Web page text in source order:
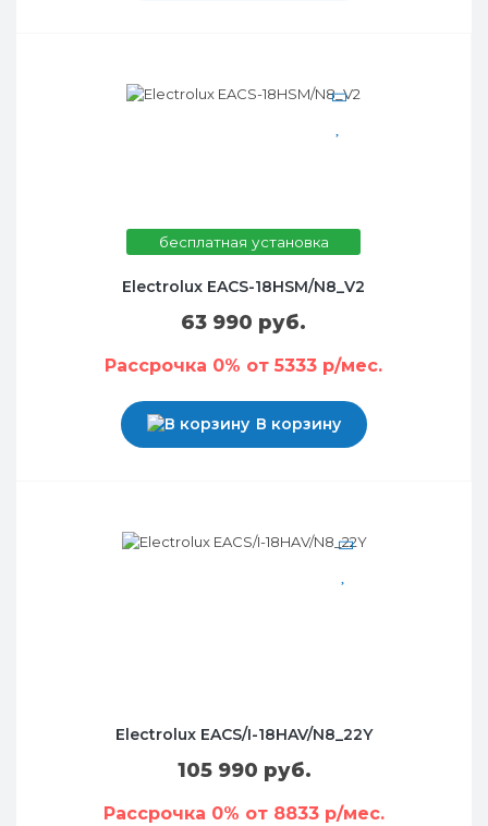
бесплатная установка
Electrolux EACS-18HSM/N8_V2
63 990 руб.
Рассрочка 0% от 5333 р/мес.
В корзину
Electrolux EACS/I-18HAV/N8_22Y
105 990 руб.
Рассрочка 0% от 8833 р/мес.